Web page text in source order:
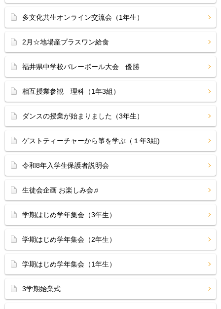
多文化共生オンライン交流会（1年生）
2月☆地場産プラスワン給食
福井県中学校バレーボール大会 優勝
相互授業参観 理科（1年3組）
ダンスの授業が始まりました（3年生）
ゲストティーチャーから箏を学ぶ（１年3組)
令和8年入学生保護者説明会
生徒会企画 お楽しみ会♫
学期はじめ学年集会（3年生）
学期はじめ学年集会（2年生）
学期はじめ学年集会（1年生）
3学期始業式